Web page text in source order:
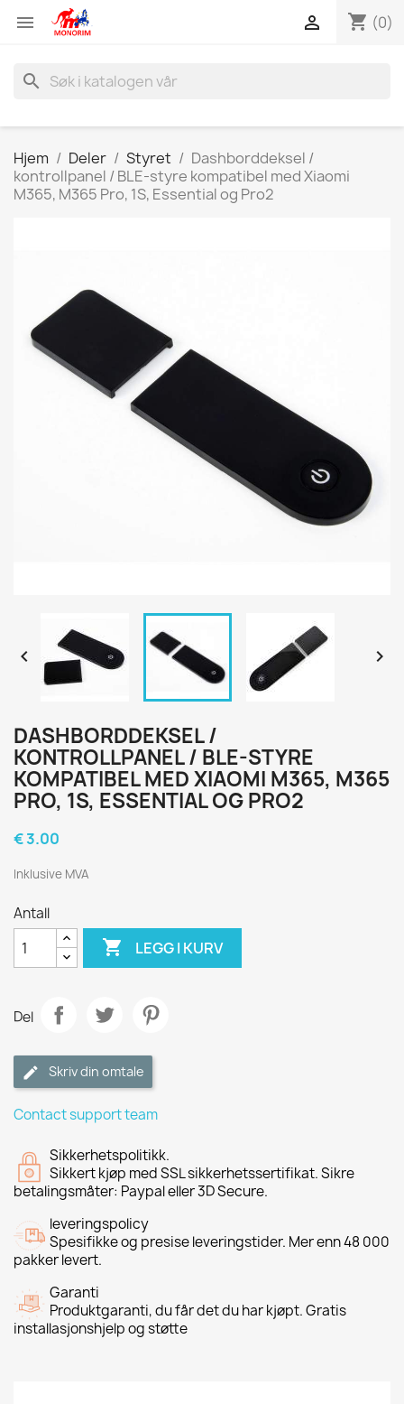
 shopping_cart (0)

search
Hjem Deler Styret
Dashborddeksel /
kontrollpanel / BLE-styre kompatibel med Xiaomi
M365, M365 Pro, 1S, Essential og Pro2
 
DASHBORDDEKSEL /
KONTROLLPANEL / BLE-STYRE
KOMPATIBEL MED XIAOMI M365, M365
PRO, 1S, ESSENTIAL OG PRO2
€ 3.00
Inklusive MVA
Antall
 LEGG I KURV
Del
Skriv din omtale
Contact support team
Sikkerhetspolitikk.
Sikkert kjøp med SSL sikkerhetssertifikat. Sikre
betalingsmåter: Paypal eller 3D Secure.
leveringspolicy
Spesifikke og presise leveringstider. Mer enn 48 000
pakker levert.
Garanti
Produktgaranti, du får det du har kjøpt. Gratis
installasjonshjelp og støtte